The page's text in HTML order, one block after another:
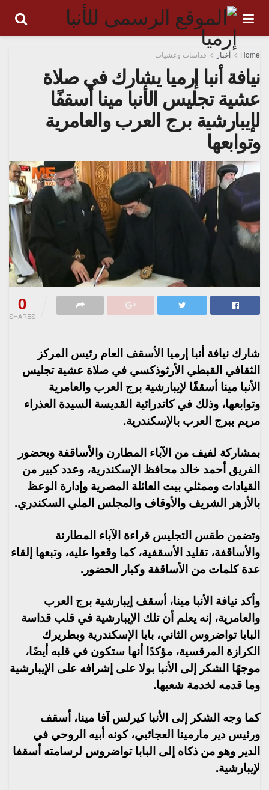
Home أخبار قداسات وعشيات
نيافة أنبا إرميا يشارك في صلاة
عشية تجليس الأنبا مينا أسقفًا
لإيبارشية برج العرب والعامرية
وتوابعها
0
SHARES
شارك نيافة أنبا إرميا الأسقف العام رئيس المركز
الثقافي القبطي الأرثوذكسي في صلاة عشية تجليس
الأنبا مينا أسقفًا لإيبارشية برج العرب والعامرية
وتوابعها، وذلك في كاتدرائية القديسة السيدة العذراء
مريم ببرج العرب بالإسكندرية.
بمشاركة لفيف من الآباء المطارن والأساقفة وبحضور
الفريق أحمد خالد محافظ الإسكندرية، وعدد كبير من
القيادات وممثلي بيت العائلة المصرية وإدارة الوعظ
بالأزهر الشريف والأوقاف والمجلس الملي السكندري.
وتضمن طقس التجليس قراءة الآباء المطارنة
والأساقفة، تقليد الأسقفية، كما وقعوا عليه، وتبعها إلقاء
عدة كلمات من الأساقفة وكبار الحضور.
وأكد نيافة الأنبا مينا، أسقف إيبارشية برج العرب
والعامرية، إنه يعلم أن تلك الإيبارشية في قلب قداسة
البابا تواضروس الثاني، بابا الإسكندرية وبطريرك
الكرازة المرقسية، مؤكدًا أنها ستكون في قلبه أيضًا،
موجهًا الشكر إلى الأنبا بولا على إشرافه على الإيبارشية
وما قدمه لخدمة شعبها.
كما وجه الشكر إلى الأنبا كيرلس آفا مينا، أسقف
ورئيس دير مارمينا العجائبي، كونه أبيه الروحي في
الدير وهو من ذكاه إلى البابا تواضروس لرسامته أسقفا
لإيبارشية.